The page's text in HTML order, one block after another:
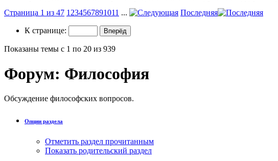
Страница 1 из 47 1 234567891011 ... Последняя
К странице:
Показаны темы с 1 по 20 из 939
Форум: Философия
Обсуждение философских вопросов.
Опции раздела
Отметить раздел прочитанным
Показать родительский раздел